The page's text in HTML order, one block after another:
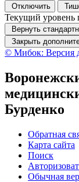
Отключить
Текущий уровень
Вернуть
Закрыть
© Мибок: Версия
Бурденко
Обратная
Карта сайта
Поиск
Обычная